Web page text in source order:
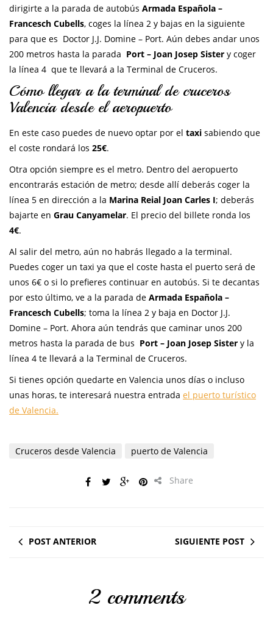
dirigirte a la parada de autobús Armada Española –
Francesch Cubells, coges la línea 2 y bajas en la siguiente
para que es Doctor J.J. Domine – Port. Aún debes andar unos
200 metros hasta la parada Port – Joan Josep Sister y coger
la línea 4 que te llevará a la Terminal de Cruceros.
Cómo llegar a la terminal de cruceros
Valencia desde el aeropuerto
En este caso puedes de nuevo optar por el taxi sabiendo que
el coste rondará los 25€.
Otra opción siempre es el metro. Dentro del aeropuerto
encontrarás estación de metro; desde allí deberás coger la
línea 5 en dirección a la Marina Reial Joan Carles I; deberás
bajarte en Grau Canyamelar. El precio del billete ronda los
4€.
Al salir del metro, aún no habrás llegado a la terminal.
Puedes coger un taxi ya que el coste hasta el puerto será de
unos 6€ o si lo prefieres continuar en autobús. Si te decantas
por esto último, ve a la parada de Armada Española –
Francesch Cubells; toma la línea 2 y baja en Doctor J.J.
Domine – Port. Ahora aún tendrás que caminar unos 200
metros hasta la parada de bus Port – Joan Josep Sister y la
línea 4 te llevará a la Terminal de Cruceros.
Si tienes opción quedarte en Valencia unos días o incluso
unas horas, te interesará nuestra entrada el puerto turístico
de Valencia.
Cruceros desde Valencia puerto de Valencia
Share
POST ANTERIOR SIGUIENTE POST
2 comments